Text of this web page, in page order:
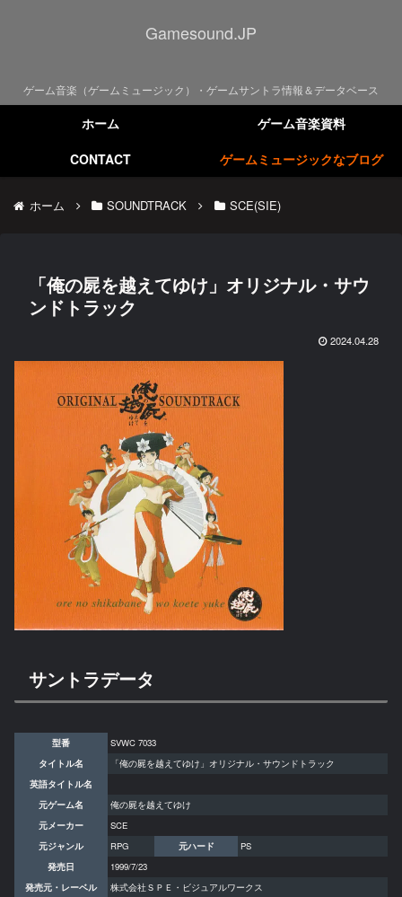
Gamesound.JP
ゲーム音楽（ゲームミュージック）・ゲームサントラ情報＆データベース
ホーム
ゲーム音楽資料
CONTACT
ゲームミュージックなブログ
ホーム SOUNDTRACK SCE(SIE)
「俺の屍を越えてゆけ」オリジナル・サウ
ンドトラック
2024.04.28
サントラデータ
型番
SVWC 7033
タイトル名
「俺の屍を越えてゆけ」オリジナル・サウンドトラック
英語タイトル名
元ゲーム名
俺の屍を越えてゆけ
元メーカー
SCE
元ジャンル
RPG 元ハード
PS
発売日
1999/7/23
発売元・レーベル
株式会社ＳＰＥ・ビジュアルワークス